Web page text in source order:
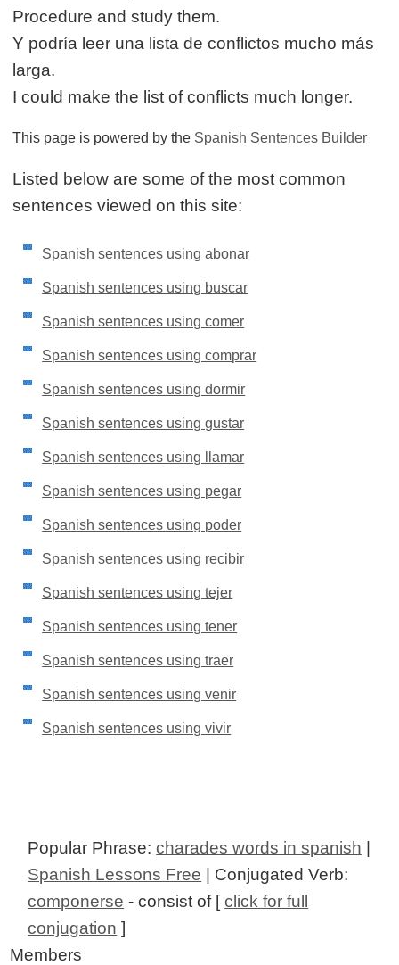
Procedure and study them.
Y podría leer una lista de conflictos mucho más
larga.
I could make the list of conflicts much longer.
This page is powered by the Spanish Sentences Builder
Listed below are some of the most common
sentences viewed on this site:
Spanish sentences using abonar
Spanish sentences using buscar
Spanish sentences using comer
Spanish sentences using comprar
Spanish sentences using dormir
Spanish sentences using gustar
Spanish sentences using llamar
Spanish sentences using pegar
Spanish sentences using poder
Spanish sentences using recibir
Spanish sentences using tejer
Spanish sentences using tener
Spanish sentences using traer
Spanish sentences using venir
Spanish sentences using vivir
Popular Phrase:charades words in spanish |
Spanish Lessons Free | Conjugated Verb:
componerse - consist of [click for full
conjugation ]
Members